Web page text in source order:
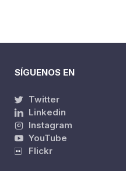
SÍGUENOS EN
Twitter
Linkedin
Instagram
YouTube
Flickr